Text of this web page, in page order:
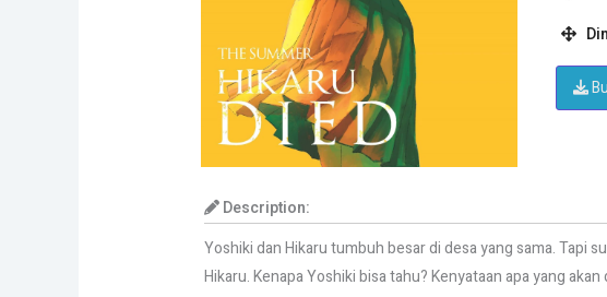
Description:
Yoshiki dan Hikaru tumbuh besar di desa yang sama. Tapi
Hikaru. Kenapa Yoshiki bisa tahu? Kenyataan apa yang